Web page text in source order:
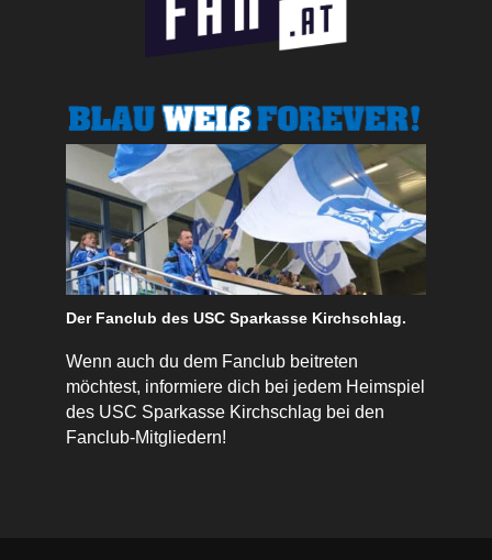
Der Fanclub des USC Sparkasse Kirchschlag.
Wenn auch du dem Fanclub beitreten
möchtest, informiere dich bei jedem Heimspiel
des USC Sparkasse Kirchschlag bei den
Fanclub-Mitgliedern!